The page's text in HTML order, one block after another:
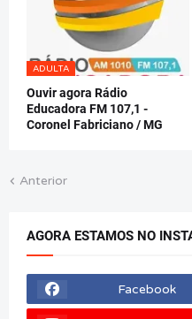
ADULTA
Ouvir agora Rádio
Educadora FM 107,1 -
Coronel Fabriciano / MG
Anterior
AGORA ESTAMOS NO
Facebook